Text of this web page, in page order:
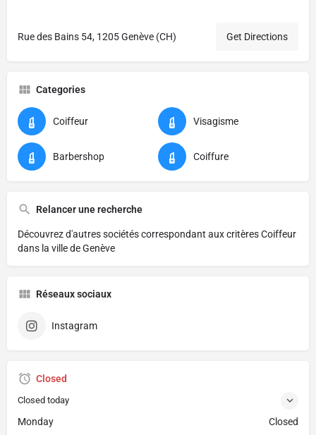
Rue des Bains 54, 1205 Genève (CH) Get Directions
Categories
Coiffeur Visagisme
Barbershop Coiffure
Relancer une recherche
Découvrez d'autres sociétés correspondant aux critèresCoiffeur
dans la ville de Genève
Réseaux sociaux
Instagram
Closed
Closed today
Monday Closed